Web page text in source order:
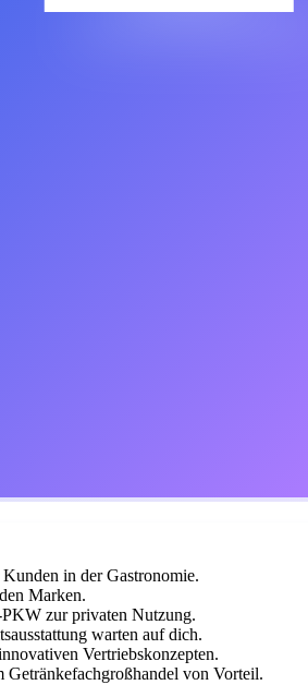
in der Gastronomie.
Marken.
zur privaten Nutzung.
warten auf dich.
Vertriebskonzepten.
von Vorteil.